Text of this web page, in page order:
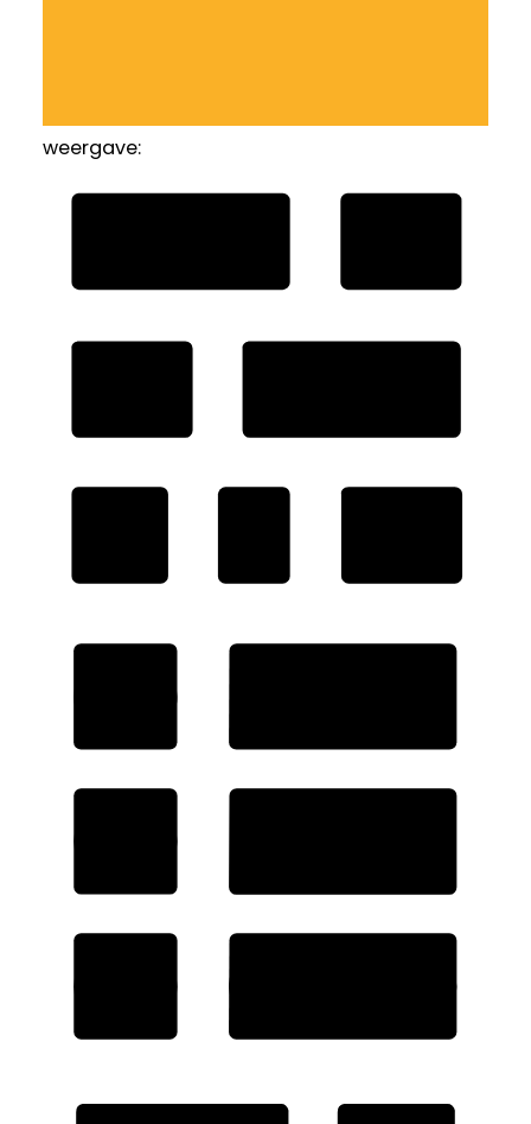
weergave: